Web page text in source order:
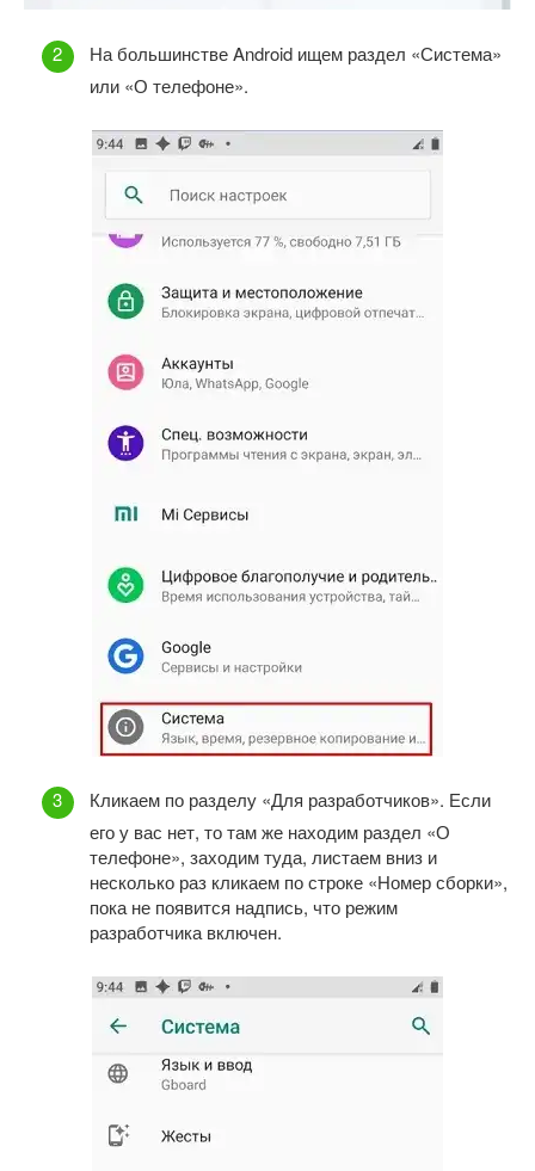
На большинстве Android ищем раздел «Система»
или «О телефоне».
Кликаем по разделу «Для разработчиков». Если
его у вас нет, то там же находим раздел «О
телефоне», заходим туда, листаем вниз и
несколько раз кликаем по строке «Номер сборки»,
пока не появится надпись, что режим
разработчика включен.